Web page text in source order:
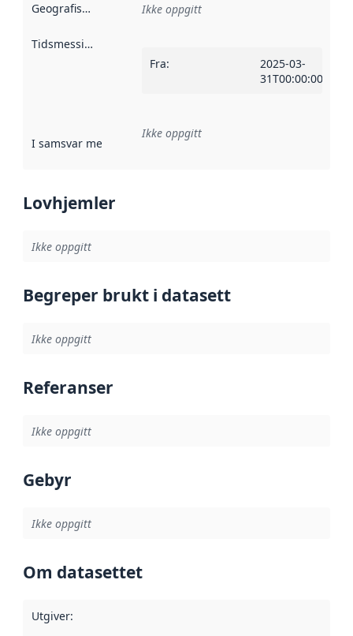
Geografisk avgrensning :
Ikke oppgitt
Tidsmessig avgrensning
Fra:
2025-03-
31T00:00:00Z
I samsvar med Referanse til en implementasjonsregel
Ikke oppgitt
Lovhjemler
Ikke oppgitt
Begreper brukt i datasett
Ikke oppgitt
Referanser
Ikke oppgitt
Gebyr
Ikke oppgitt
Om datasettet
Utgiver: